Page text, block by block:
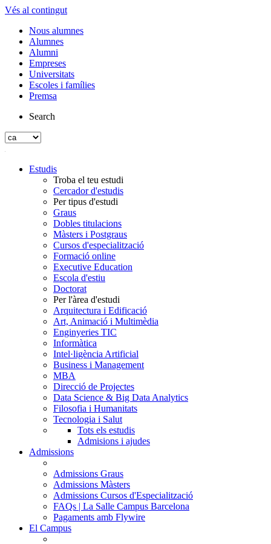
Vés al contingut
Nous alumnes
Alumnes
Alumni
Empreses
Universitats
Escoles i famílies
Premsa
Search
Estudis
Troba el teu estudi
Cercador d'estudis
Per tipus d'estudi
Graus
Dobles titulacions
Màsters i Postgraus
Cursos d'especialització
Formació online
Executive Education
Escola d'estiu
Doctorat
Per l'àrea d'estudi
Arquitectura i Edificació
Art, Animació i Multimèdia
Enginyeries TIC
Informàtica
Intel·ligència Artificial
Business i Management
MBA
Direcció de Projectes
Data Science & Big Data Analytics
Filosofia i Humanitats
Tecnologia i Salut
Tots els estudis
Admisions i ajudes
Admissions
Admissions Graus
Admissions Màsters
Admissions Cursos d'Especialització
FAQs | La Salle Campus Barcelona
Pagaments amb Flywire
El Campus